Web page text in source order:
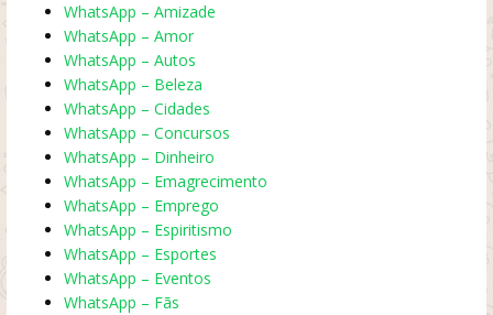
WhatsApp – Amizade
WhatsApp – Amor
WhatsApp – Autos
WhatsApp – Beleza
WhatsApp – Cidades
WhatsApp – Concursos
WhatsApp – Dinheiro
WhatsApp – Emagrecimento
WhatsApp – Emprego
WhatsApp – Espiritismo
WhatsApp – Esportes
WhatsApp – Eventos
WhatsApp – Fãs